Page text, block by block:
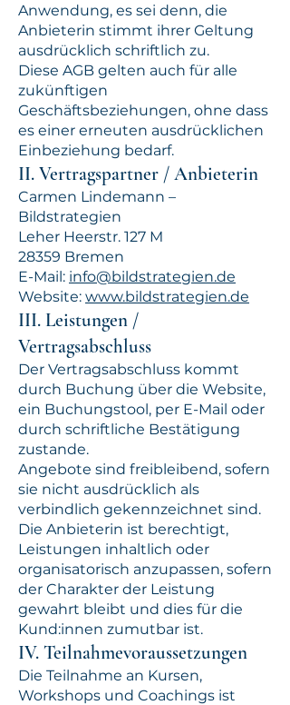
Anwendung, es sei denn, die
Anbieterin stimmt ihrer Geltung
ausdrücklich schriftlich zu.
Diese AGB gelten auch für alle
zukünftigen
Geschäftsbeziehungen, ohne dass
es einer erneuten ausdrücklichen
Einbeziehung bedarf.
II. Vertragspartner / Anbieterin
Carmen Lindemann –
Bildstrategien
Leher Heerstr. 127 M
28359 Bremen
E-Mail: info@bildstrategien.de
Website: www.bildstrategien.de
III. Leistungen /
Vertragsabschluss
Der Vertragsabschluss kommt
durch Buchung über die Website,
ein Buchungstool, per E-Mail oder
durch schriftliche Bestätigung
zustande.
Angebote sind freibleibend, sofern
sie nicht ausdrücklich als
verbindlich gekennzeichnet sind.
Die Anbieterin ist berechtigt,
Leistungen inhaltlich oder
organisatorisch anzupassen, sofern
der Charakter der Leistung
gewahrt bleibt und dies für die
Kund:innen zumutbar ist.
IV. Teilnahmevoraussetzungen
Die Teilnahme an Kursen,
Workshops und Coachings ist